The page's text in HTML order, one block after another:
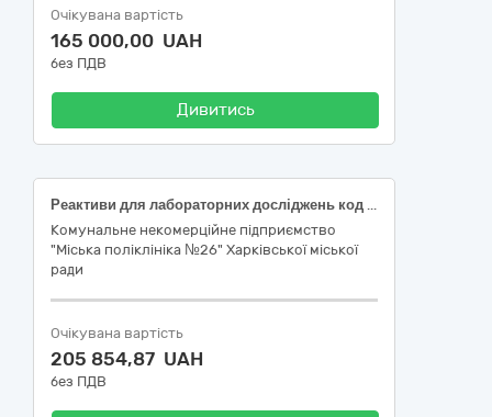
Очікувана вартість
165 000,00 UAH
без ПДВ
Дивитись
Реактиви для лабораторних досліджень код ДК 021:2015 33690000-3 - Лікарські засоби різні (33696500-0 - Лабораторні реактиви)
Комунальне некомерційне підприємство
"Міська поліклініка №26" Харківської міської
ради
Очікувана вартість
205 854,87 UAH
без ПДВ